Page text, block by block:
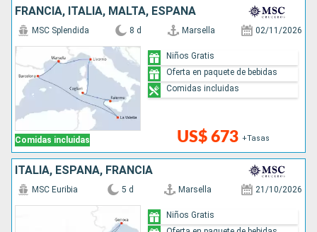
FRANCIA, ITALIA, MALTA, ESPAÑA
Comidas incluidas
MSC Splendida 8 d Marsella 02/11/2026
US$ 673 +Tasas
Niños Gratis
Oferta en paquete de bebidas
Comidas incluidas
ITALIA, ESPAÑA, FRANCIA
MSC Euribia 5 d Marsella 21/10/2026
Niños Gratis